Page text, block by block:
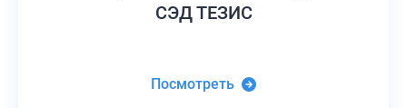
СЭД ТЕЗИС
Посмотреть